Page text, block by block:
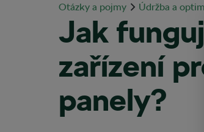
Otázky a pojmy Údržba a
Jak
zařízení
panely?